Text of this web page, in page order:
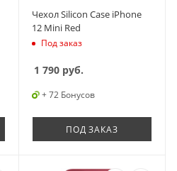
Чехол Silicon Case iPhone
12 Mini Red
Под заказ
1 790руб.
+ 72 Бонусов
ПОД ЗАКАЗ